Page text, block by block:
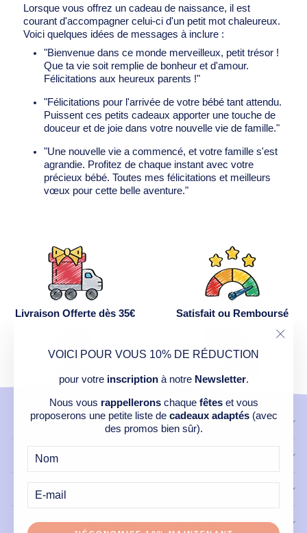
VOICI POUR VOUS 10% DE RÉDUCTION
pour votre inscriptionà notre Newsletter.
Nous vous rappelleronschaque fêteset vous
proposerons une petite liste de cadeaux adaptés(avec
des promos bien sûr).
Lorsque vous offrez un cadeau de naissance, il est
courant d'accompagner celui-ci d'un petit mot chaleureux.
Voici quelques idées de messages à inclure :
"Bienvenue dans ce monde merveilleux, petit trésor !
Que ta vie soit remplie de bonheur et d'amour.
Félicitations aux heureux parents !"
"Félicitations pour l'arrivée de votre bébé tant attendu.
Puissent ces petits cadeaux apporter une touche de
douceur et de joie dans votre nouvelle vie de famille."
"Une nouvelle vie a commencé, et votre famille s'est
agrandie. Profitez de chaque instant avec votre
précieux bébé. Toutes mes félicitations et meilleurs
vœux pour cette belle aventure."
Livraison Offerte dès 35€ Satisfait ou Remboursé
CONTACT
INFORMATIONS LÉGALES